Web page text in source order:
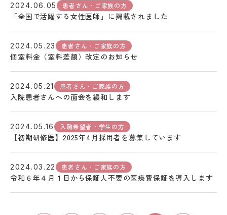
2024.06.05 患者さん・ご家族の方
「全国で活躍する女性医師」に掲載されました
2024.05.23 患者さん・ご家族の方
個室料金（室料差額）改定のお知らせ
2024.05.21 患者さん・ご家族の方
入院患者さんへの面会を緩和します
2024.05.16 入職希望者・学生の方
【初期研修医】2025年4月採用者を募集しています
2024.03.22 患者さん・ご家族の方
令和６年４月１日から保証人不要の医療費保証を導入します